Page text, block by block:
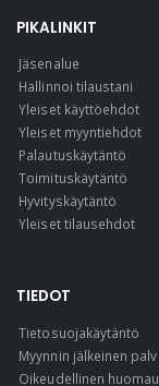
PIKALINKIT
Jäsenalue
Hallinnoi tilaustani
Yleiset käyttöehdot
Yleiset myyntiehdot
Palautuskäytäntö
Toimituskäytäntö
Hyvityskäytäntö
Yleiset tilausehdot
TIEDOT
Tietosuojakäytäntö
Myynnin jälkeinen
Oikeudellinen